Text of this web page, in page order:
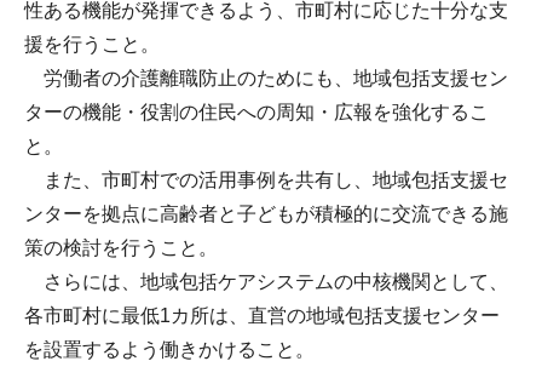
性ある機能が発揮できるよう、市町村に応じた十分な支
援を行うこと。
労働者の介護離職防止のためにも、地域包括支援セン
ターの機能・役割の住民への周知・広報を強化するこ
と。
また、市町村での活用事例を共有し、地域包括支援セ
ンターを拠点に高齢者と子どもが積極的に交流できる施
策の検討を行うこと。
さらには、地域包括ケアシステムの中核機関として、
各市町村に最低1カ所は、直営の地域包括支援センター
を設置するよう働きかけること。